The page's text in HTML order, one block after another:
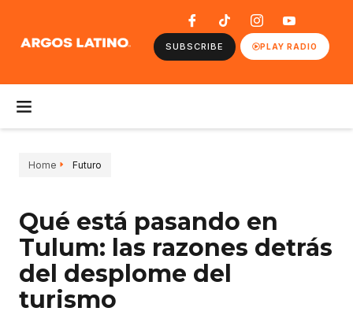
SUBSCRIBE PLAY RADIO
Home Futuro
Qué está pasando en
Tulum: las razones detrás
del desplome del
turismo